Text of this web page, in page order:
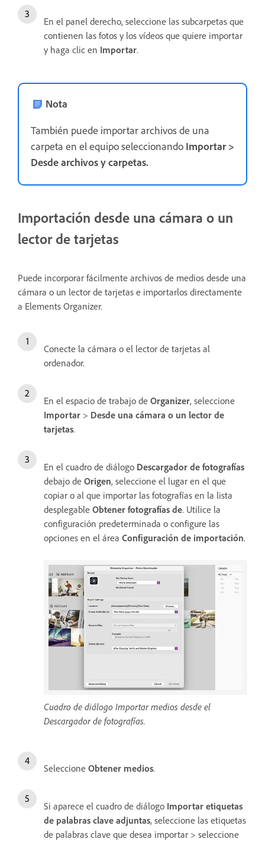
En el panel derecho, seleccione las subcarpetas que
contienen las fotos y los vídeos que quiere importar
y haga clic en Importar.
Nota
También puede importar archivos de una
carpeta en el equipo seleccionando Importar>
Desde archivos y carpetas.
Importación desde una cámara o un
lector de tarjetas
Puede incorporar fácilmente archivos de medios desde una
cámara o un lector de tarjetas e importarlos directamente
a Elements Organizer.
Conecte la cámara o el lector de tarjetas al
ordenador.
En el espacio de trabajo de Organizer, seleccione
Importar > Desde una cámara o un lector de
tarjetas.
En el cuadro de diálogo Descargador de fotografías
debajo de Origen, seleccione el lugar en el que
copiar o al que importar las fotografías en la lista
desplegable Obtener fotografías de. Utilice la
configuración predeterminada o configure las
opciones en el área Configuración de importación.
Cuadro de diálogo Importar medios desde el
Descargador de fotografías.
Seleccione Obtener medios.
Si aparece el cuadro de diálogo Importar etiquetas
de palabras clave adjuntas, seleccione las etiquetas
de palabras clave que desea importar > seleccione